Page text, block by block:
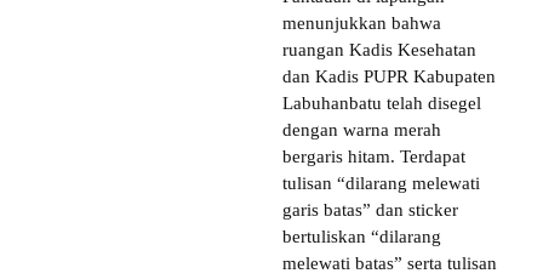
menunjukkan bahwa
ruangan Kadis Kesehatan
dan Kadis PUPR Kabupaten
Labuhanbatu telah disegel
dengan warna merah
bergaris hitam. Terdapat
tulisan “dilarang melewati
garis batas” dan sticker
bertuliskan “dilarang
melewati batas” serta tulisan